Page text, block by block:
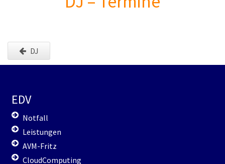
DJ
EDV
Notfall
Leistungen
AVM-Fritz
CloudComputing